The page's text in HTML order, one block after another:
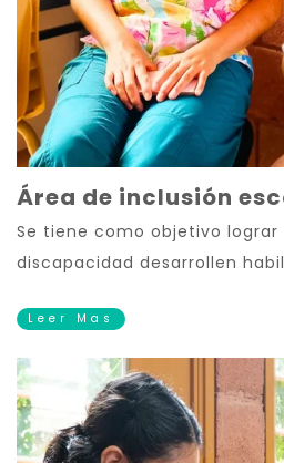
Área de inclusión
Se tiene como objetivo lograr
discapacidad desarrollen
Leer Mas